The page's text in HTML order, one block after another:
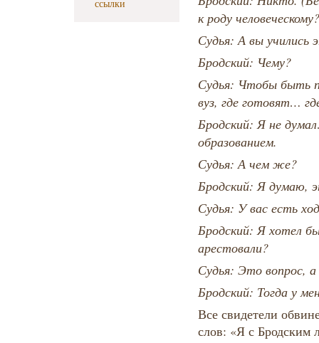
ссылки
к роду человеческому?
Судья: А вы учились
Бродский: Чему?
Судья: Чтобы быть
вуз, где готовят…
Бродский: Я не
образованием.
Судья: А чем же?
Бродский: Я думаю,
Судья: У вас есть
Бродский: Я хотел
арестовали?
Судья: Это вопрос,
Бродский: Тогда у
Все свидетели
слов: «Я с Бродским